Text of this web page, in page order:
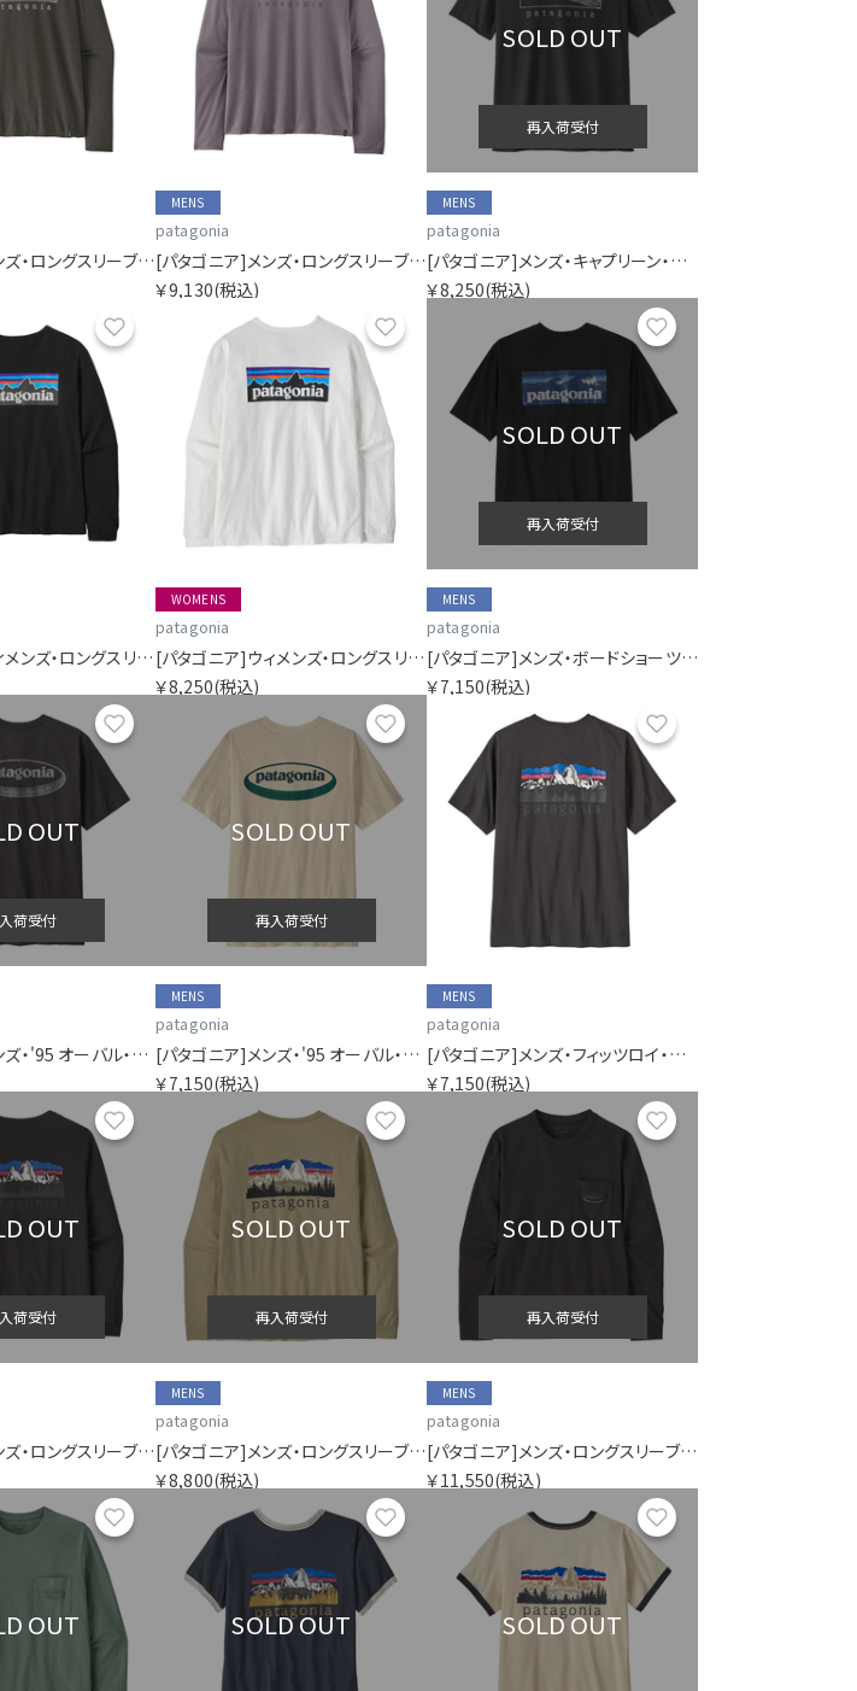
[パタゴニア]メンズ・ロングスリーブ・キャプリーン・クール・トレイル・シャツ（ストラタピークス）
MENS
patagonia
[パタゴニア]メンズ・ロングスリーブ・キャプリーン・クール・トレイル・シャツ（ストラタピークス）
￥9,130(税込)
SOLD OUT
再入荷受付
MENS
patagonia
[パタゴニア]メンズ・キャプリーン・クール・トレイル・シャツ（ストラタピークス）
￥8,250(税込)
[パタゴニア]ウィメンズ・ロングスリーブ・P-6ロゴ・レスポンシビリティー
WOMENS
patagonia
[パタゴニア]ウィメンズ・ロングスリーブ・P-6ロゴ・レスポンシビリティー
￥8,250(税込)
SOLD OUT
再入荷受付
MENS
patagonia
[パタゴニア]メンズ・ボードショーツ・ロゴ・ポケット・レスポンシビリティー
￥7,150(税込)
OUT
荷受付
[パタゴニア]メンズ・'95 オーバル・ロゴ・Tシャツ
SOLD OUT
再入荷受付
MENS
patagonia
[パタゴニア]メンズ・'95 オーバル・ロゴ・Tシャツ
￥7,150(税込)
MENS
patagonia
[パタゴニア]メンズ・フィッツロイ・フットヒルズ・Tシャツ
￥7,150(税込)
OUT
荷受付
[パタゴニア]メンズ・ロングスリーブ・フィッツロイ・フットヒルズ・Tシャツ
SOLD OUT
再入荷受付
MENS
patagonia
[パタゴニア]メンズ・ロングスリーブ・フィッツロイ・フットヒルズ・Tシャツ
￥8,800(税込)
SOLD OUT
再入荷受付
MENS
patagonia
[パタゴニア]メンズ・ロングスリーブ・ミッドウェイト・'95 オーバル・ロゴ・ポケット・Tシャツ
￥11,550(税込)
OUT SOLD OUT SOLD OUT